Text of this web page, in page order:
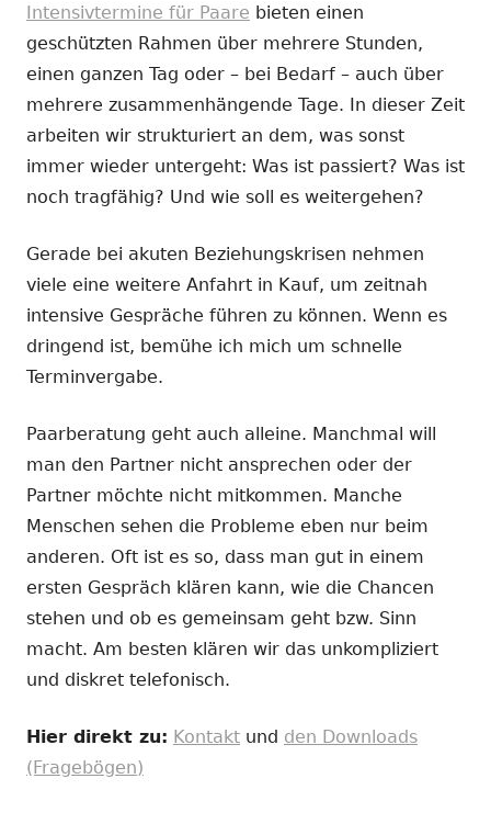
Intensivtermine für Paare bieten einen
geschützten Rahmen über mehrere Stunden,
einen ganzen Tag oder – bei Bedarf – auch über
mehrere zusammenhängende Tage. In dieser Zeit
arbeiten wir strukturiert an dem, was sonst
immer wieder untergeht: Was ist passiert? Was ist
noch tragfähig? Und wie soll es weitergehen?
Gerade bei akuten Beziehungskrisen nehmen
viele eine weitere Anfahrt in Kauf, um zeitnah
intensive Gespräche führen zu können. Wenn es
dringend ist, bemühe ich mich um schnelle
Terminvergabe.
Paarberatung geht auch alleine. Manchmal will
man den Partner nicht ansprechen oder der
Partner möchte nicht mitkommen. Manche
Menschen sehen die Probleme eben nur beim
anderen. Oft ist es so, dass man gut in einem
ersten Gespräch klären kann, wie die Chancen
stehen und ob es gemeinsam geht bzw. Sinn
macht. Am besten klären wir das unkompliziert
und diskret telefonisch.
Hier direkt zu: Kontakt und den Downloads
(Fragebögen)